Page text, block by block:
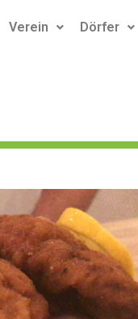
Verein Dörfer